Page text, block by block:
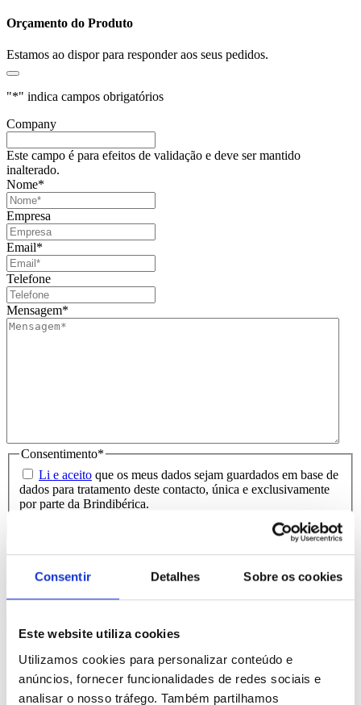
Consentir Detalhes Sobre os cookies
Este website utiliza cookies
Utilizamos cookies para personalizar conteúdo e
anúncios, fornecer funcionalidades de redes sociais e
analisar o nosso tráfego. Também partilhamos
Orçamento do Produto
Estamos ao dispor para responder aos seus pedidos.
"*" indica campos obrigatórios
Company
Este campo é para efeitos de validação e deve ser mantido
inalterado.
Nome*
Empresa
Email*
Telefone
Mensagem*
Consentimento*
Li e aceito que os meus dados sejam guardados em base de
dados para tratamento deste contacto, única e exclusivamente
por parte da Brindibérica.
Produtos Relacionados
Chilka
REF. BI-PS-99456